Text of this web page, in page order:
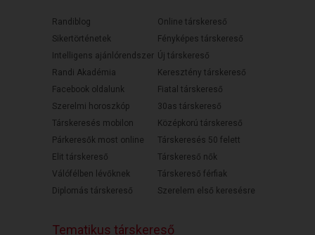
Randiblog
Sikertörténetek
Intelligens ajánlórendszer
Randi Akadémia
Facebook oldalunk
Szerelmi horoszkóp
Társkeresés mobilon
Párkeresők most online
Elit társkereső
Válófélben lévőknek
Diplomás társkereső
Online társkereső
Fényképes társkereső
Új társkereső
Keresztény társkereső
Fiatal társkereső
30as társkereső
Középkorú társkereső
Társkeresés 50 felett
Társkereső nők
Társkereső férfiak
Szerelem első keresésre
Tematikus társkereső